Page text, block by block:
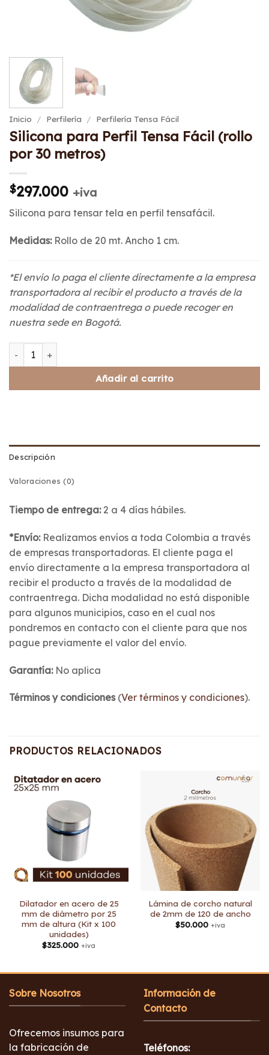
Inicio / Perfilería / Perfilería Tensa Fácil
Silicona para Perfil Tensa Fácil (rollo
por 30 metros)
$297.000 +iva
Silicona para tensar tela en perfil tensafácil.
Medidas:Rollo de 20 mt. Ancho 1 cm.
*El envío lo paga el cliente directamente a la empresa
transportadora al recibir el producto a través de la
modalidad de contraentrega o puede recoger en
nuestra sede en Bogotá.
Silicona para Perfil Tensa Fácil (rollo por 30 metros)
Añadir al carrito
Descripción
Valoraciones (0)
Tiempo de entrega: 2 a 4 días hábiles.
*Envío:Realizamos envíos a toda Colombia a través
de empresas transportadoras. El cliente paga el
envío directamente a la empresa transportadora al
recibir el producto a través de la modalidad de
contraentrega. Dicha modalidad no está disponible
para algunos municipios, caso en el cual nos
pondremos en contacto con el cliente para que nos
pague previamente el valor del envío.
Garantía:No aplica
Términos y condiciones(Ver términos y condiciones).
PRODUCTOS RELACIONADOS
Dilatador en acero de 25
mm de diámetro por 25
mm de altura (Kit x 100
unidades)
$325.000 +iva
Lámina de corcho natural
de 2mm de 120 de ancho
$50.000 +iva
Sobre Nosotros
Ofrecemos insumos para
la fabricación de
Información de
Contacto
Teléfonos: